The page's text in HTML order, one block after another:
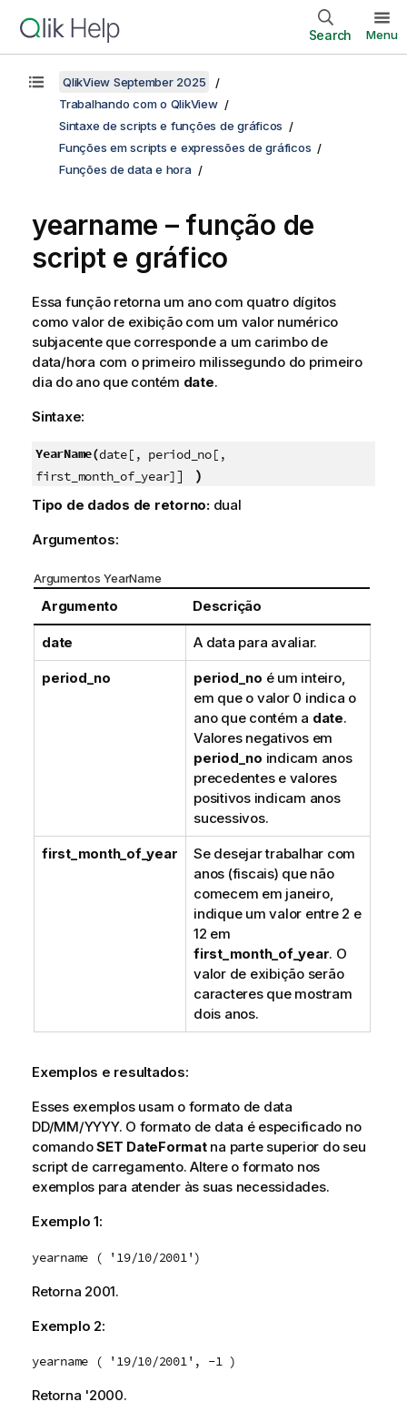
Search Menu
QlikView September 2025
Trabalhando com o QlikView
Sintaxe de scripts e funções de gráficos
Funções em scripts e expressões de gráficos
Funções de data e hora
yearname – função de
script e gráfico
Essa função retorna um ano com quatro dígitos
como valor de exibição com um valor numérico
subjacente que corresponde a um carimbo de
data/hora com o primeiro milissegundo do primeiro
dia do ano que contém date.
Sintaxe:
YearName(date[, period_no[,
first_month_of_year]] )
Tipo de dados de retorno:dual
Argumentos:
Argumentos YearName
Argumento Descrição
date A data para avaliar.
period_no period_no é um inteiro,
em que o valor 0 indica o
ano que contém a date.
Valores negativos em
period_no indicam anos
precedentes e valores
positivos indicam anos
sucessivos.
first_month_of_year
Se desejar trabalhar com
anos (fiscais) que não
comecem em janeiro,
indique um valor entre 2 e
12 em
first_month_of_year. O
valor de exibição serão
caracteres que mostram
dois anos.
Exemplos e resultados:
Esses exemplos usam o formato de data
DD/MM/YYYY. O formato de data é especificado no
comandoSET DateFormatna parte superior do seu
script de carregamento. Altere o formato nos
exemplos para atender às suas necessidades.
Exemplo 1:
yearname ( '19/10/2001')
Retorna 2001.
Exemplo 2:
yearname ( '19/10/2001', -1 )
Retorna '2000.